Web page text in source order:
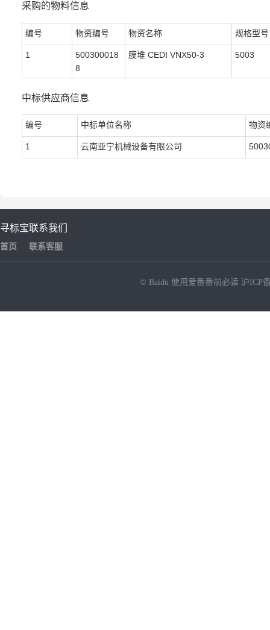
采购的物料信息
编号 物资编号 物资名称 规格型号
1
500300018
8
膜堆 CEDI VNX50-3 5003
中标供应商信息
编号 中标单位名称 物资
1 云南亚宁机械设备有限公司
寻标宝
首页
联系我们
联系客服
© Baidu 使用爱番番前必读 沪ICP